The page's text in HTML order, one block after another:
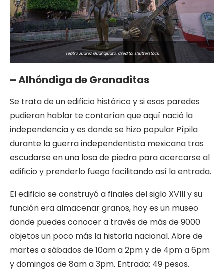
Teatro Juárez Guanajuato. Crédito: shutterstock
– Alhóndiga de Granaditas
Se trata de un edificio histórico y si esas paredes
pudieran hablar te contarían que aquí nació la
independencia y es donde se hizo popular Pípila
durante la guerra independentista mexicana tras
escudarse en una losa de piedra para acercarse al
edificio y prenderlo fuego facilitando así la entrada.
El edificio se construyó a finales del siglo XVIII y su
función era almacenar granos, hoy es un museo
donde puedes conocer a través de más de 9000
objetos un poco más la historia nacional. Abre de
martes a sábados de 10am a 2pm y de 4pm a 6pm
y domingos de 8am a 3pm. Entrada: 49 pesos.